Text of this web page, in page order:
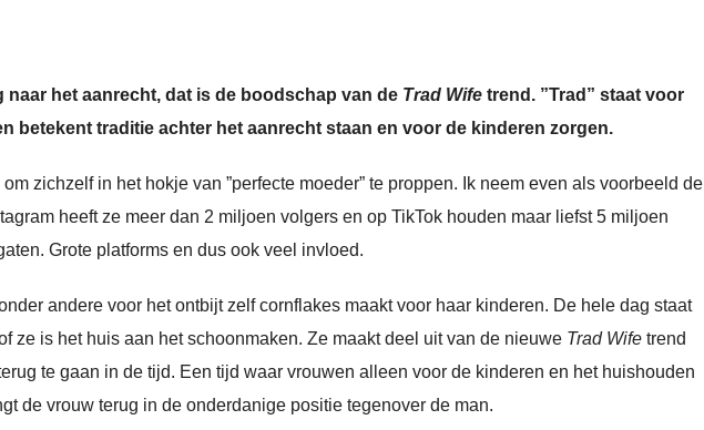
naar het aanrecht, dat is de boodschap van de Trad Wife trend. ”Trad” staat voor
betekent traditie achter het aanrecht staan en voor de kinderen zorgen.
zichzelf in het hokje van ”perfecte moeder” te proppen. Ik neem even als voorbeeld de
heeft ze meer dan 2 miljoen volgers en op TikTok houden maar liefst 5 miljoen
Grote platforms en dus ook veel invloed.
andere voor het ontbijt zelf cornflakes maakt voor haar kinderen. De hele dag staat
ze is het huis aan het schoonmaken. Ze maakt deel uit van de nieuwe Trad Wife trend
te gaan in de tijd. Een tijd waar vrouwen alleen voor de kinderen en het huishouden
de vrouw terug in de onderdanige positie tegenover de man.